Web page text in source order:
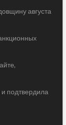
августа
подтвердила